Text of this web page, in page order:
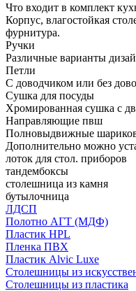
Что входит в комплект
Корпус, влагостойкая
фурнитура.
Ручки
Различные варианты
Петли
С доводчиком или без
Сушка для посуды
Хромированная сушка с
Направляющие пвш
Полновыдвижные
Дополнительно можно
лоток для стол. приборов
тандембоксы
столешница из камня
бутылочница
ЛДСП
Полотно АГТ (МДФ)
Пластик HPL
Пленка ПВХ
Пластик Alvic Luxe
Столешницы из
Столешницы из пластика